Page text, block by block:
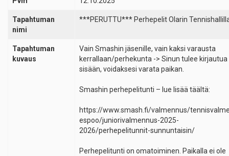
Tapahtuman
nimi
***PERUTTU*** Perhepelit Olarin
Tapahtuman
kuvaus
Vain Smashin jäsenille, vain kaksi varausta
kerrallaan/perhekunta -> Sinun tulee kirjautua
sisään, voidaksesi varata paikan.
Smashin perhepelitunti – lue lisää täältä:
https://www.smash.fi/valmennus/
espoo/juniorivalmennus-2025-
2026/perhepelitunnit-sunnuntaisin/
Perhepelitunti on omatoiminen. Paikalla ei ole